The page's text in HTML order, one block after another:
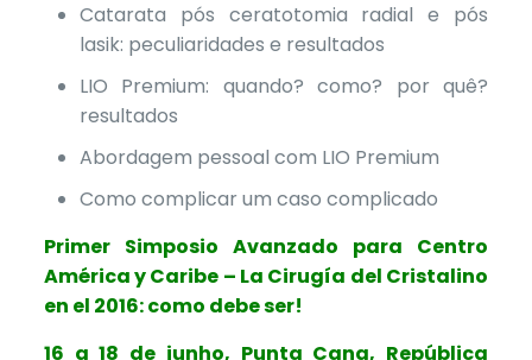
Catarata pós ceratotomia radial e pós
lasik: peculiaridades e resultados
LIO Premium: quando? como? por quê?
resultados
Abordagem pessoal com LIO Premium
Como complicar um caso complicado
Primer Simposio Avanzado para Centro
América y Caribe – La Cirugía del Cristalino
en el 2016: como debe ser!
16 a 18 de junho, Punta Cana, República